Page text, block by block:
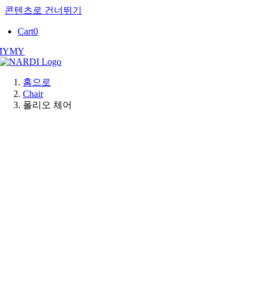
콘텐츠로 건너뛰기
Cart0
MY
홈으로
Chair
폴리오 체어